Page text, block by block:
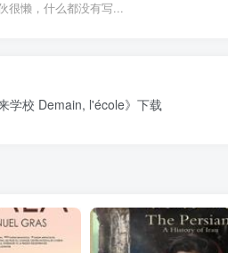
很懒，什么都没有写...
学校 Demain, l'école》下载